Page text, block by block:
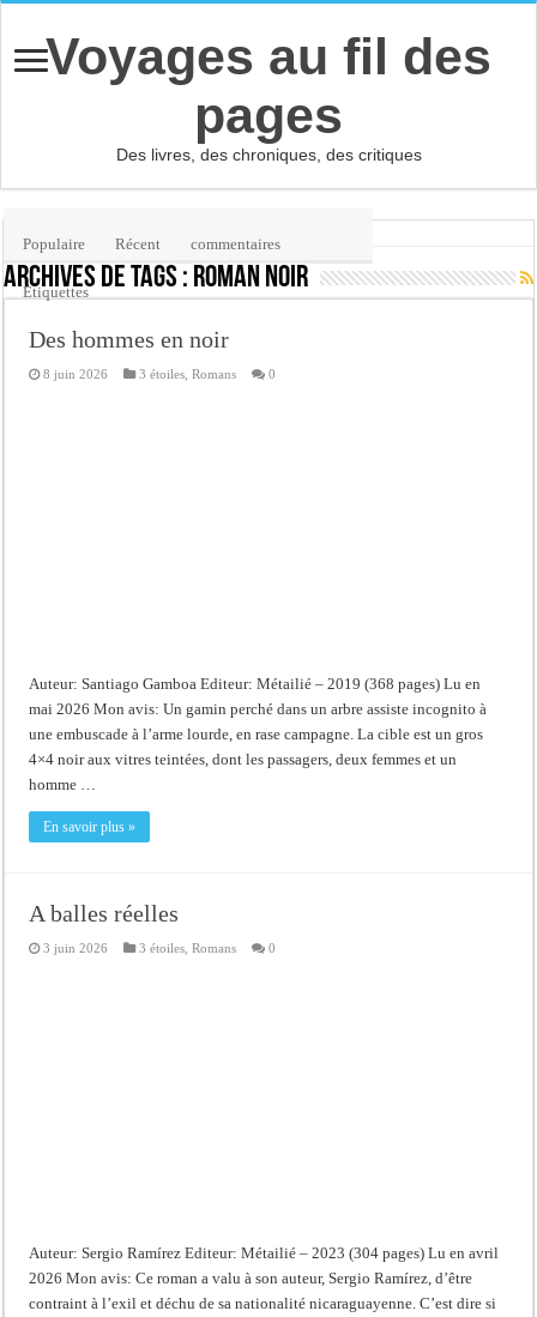
Voyages au fil des
pages
Des livres, des chroniques, des critiques
Archives de tags : roman noir
Des hommes en noir
8 juin 2026 3 étoiles ,Romans 0
Auteur: Santiago Gamboa Editeur: Métailié – 2019 (368 pages) Lu en
mai 2026 Mon avis: Un gamin perché dans un arbre assiste incognito à
une embuscade à l’arme lourde, en rase campagne. La cible est un gros
4×4 noir aux vitres teintées, dont les passagers, deux femmes et un
homme …
En savoir plus »
A balles réelles
3 juin 2026 3 étoiles ,Romans 0
Auteur: Sergio Ramírez Editeur: Métailié – 2023 (304 pages) Lu en avril
2026 Mon avis: Ce roman a valu à son auteur, Sergio Ramírez, d’être
contraint à l’exil et déchu de sa nationalité nicaraguayenne. C’est dire si
Populaire Récent commentaires
Etiquettes